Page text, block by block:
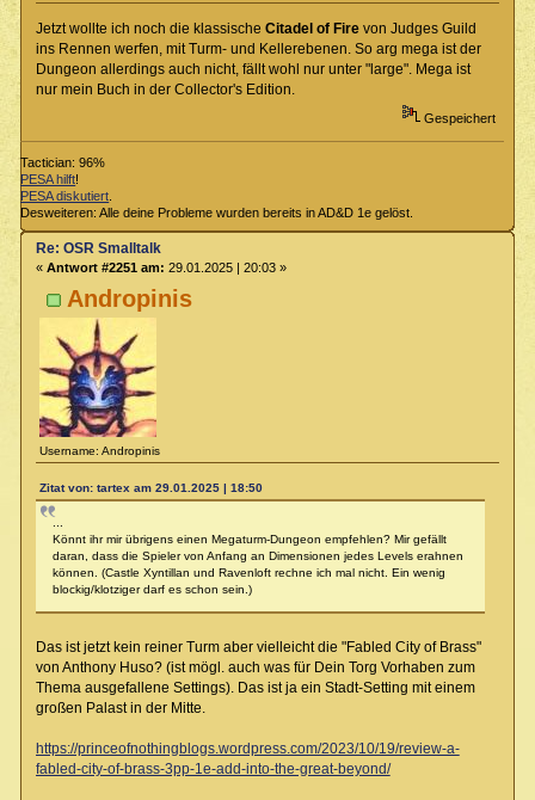
Jetzt wollte ich noch die klassische Citadel of Firevon Judges Guild
ins Rennen werfen, mit Turm- und Kellerebenen. So arg mega ist der
Dungeon allerdings auch nicht, fällt wohl nur unter "large". Mega ist
nur mein Buch in der Collector's Edition.
Gespeichert
Tactician: 96%
PESA hilft!
PESA diskutiert
Desweiteren: Alle deine Probleme wurden bereits in AD&D 1e gelöst.
Andropinis
Username: Andropinis
Re: OSR Smalltalk
« Antwort #2251 am: 29.01.2025 | 20:03 »
Zitat von: tartex am 29.01.2025 | 18:50
...
Könnt ihr mir übrigens einen Megaturm-Dungeon empfehlen? Mir gefällt
daran, dass die Spieler von Anfang an Dimensionen jedes Levels erahnen
können. (Castle Xyntillan und Ravenloft rechne ich mal nicht. Ein wenig
blockig/klotziger darf es schon sein.)
Das ist jetzt kein reiner Turm aber vielleicht die "Fabled City of Brass"
von Anthony Huso? (ist mögl. auch was für Dein Torg Vorhaben zum
Thema ausgefallene Settings). Das ist ja ein Stadt-Setting mit einem
großen Palast in der Mitte.
https://princeofnothingblogs.wordpress.com/2023/10/19/review-a-
fabled-city-of-brass-3pp-1e-add-into-the-great-beyond/